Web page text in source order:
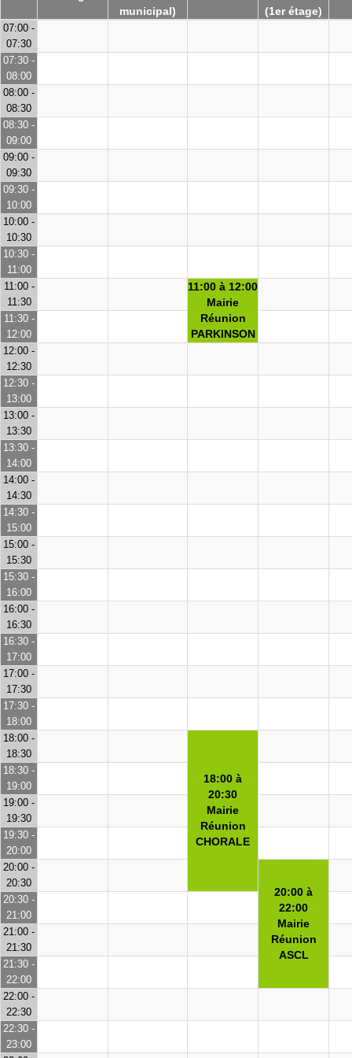
municipal)
(1er étage)
07:00 -
07:30
07:30 -
08:00
08:00 -
08:30
08:30 -
09:00
09:00 -
09:30
09:30 -
10:00
10:00 -
10:30
10:30 -
11:00
11:00 -
11:30
11:00 à 12:00
Mairie
Réunion
PARKINSON
11:30 -
12:00
12:00 -
12:30
12:30 -
13:00
13:00 -
13:30
13:30 -
14:00
14:00 -
14:30
14:30 -
15:00
15:00 -
15:30
15:30 -
16:00
16:00 -
16:30
16:30 -
17:00
17:00 -
17:30
17:30 -
18:00
18:00 -
18:30
18:00 à
20:30
Mairie
Réunion
CHORALE
18:30 -
19:00
19:00 -
19:30
19:30 -
20:00
20:00 -
20:30
20:00 à
22:00
Mairie
Réunion
ASCL
20:30 -
21:00
21:00 -
21:30
21:30 -
22:00
22:00 -
22:30
22:30 -
23:00